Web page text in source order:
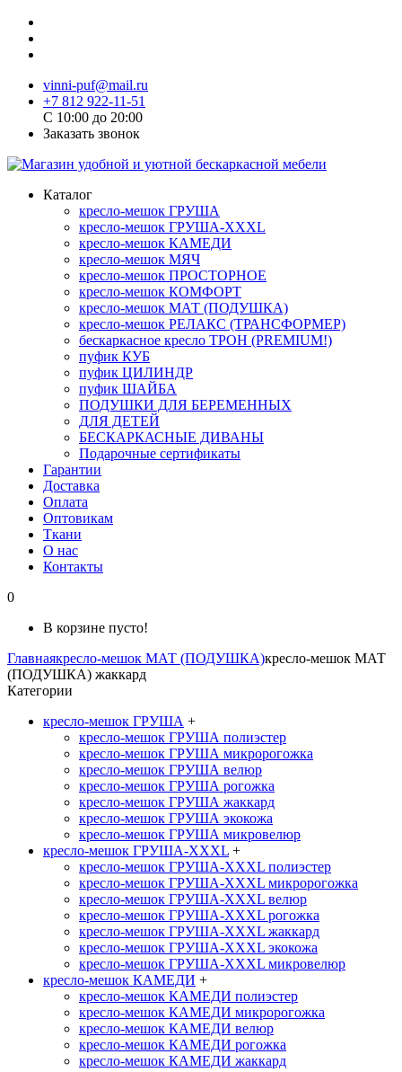
vinni-puf@mail.ru
+7 812 922-11-51
C 10:00 до 20:00
Заказать звонок
Каталог
кресло-мешок ГРУША
кресло-мешок ГРУША-XXXL
кресло-мешок КАМЕДИ
кресло-мешок МЯЧ
кресло-мешок ПРОСТОРНОЕ
кресло-мешок КОМФОРТ
кресло-мешок МАТ (ПОДУШКА)
кресло-мешок РЕЛАКС (ТРАНСФОРМЕР)
бескаркасное кресло ТРОН (PREMIUM!)
пуфик КУБ
пуфик ЦИЛИНДР
пуфик ШАЙБА
ПОДУШКИ ДЛЯ БЕРЕМЕННЫХ
ДЛЯ ДЕТЕЙ
БЕСКАРКАСНЫЕ ДИВАНЫ
Подарочные сертификаты
Гарантии
Доставка
Оплата
Оптовикам
Ткани
О нас
Контакты
0
В корзине пусто!
Главнаякресло-мешок МАТ (ПОДУШКА)кресло-мешок МАТ
(ПОДУШКА) жаккард
Категории
кресло-мешок ГРУША +
кресло-мешок ГРУША полиэстер
кресло-мешок ГРУША микророгожка
кресло-мешок ГРУША велюр
кресло-мешок ГРУША рогожка
кресло-мешок ГРУША жаккард
кресло-мешок ГРУША экокожа
кресло-мешок ГРУША микровелюр
кресло-мешок ГРУША-XXXL +
кресло-мешок ГРУША-XXXL полиэстер
кресло-мешок ГРУША-XXXL микророгожка
кресло-мешок ГРУША-XXXL велюр
кресло-мешок ГРУША-XXXL рогожка
кресло-мешок ГРУША-XXXL жаккард
кресло-мешок ГРУША-XXXL экокожа
кресло-мешок ГРУША-XXXL микровелюр
кресло-мешок КАМЕДИ +
кресло-мешок КАМЕДИ полиэстер
кресло-мешок КАМЕДИ микророгожка
кресло-мешок КАМЕДИ велюр
кресло-мешок КАМЕДИ рогожка
кресло-мешок КАМЕДИ жаккард